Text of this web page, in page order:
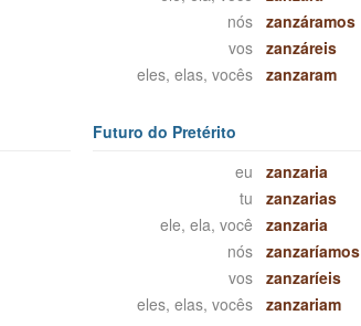
nós
zanzáramos
vos
zanzáreis
eles, elas, vocês
zanzaram
Futuro do Pretérito
eu
zanzaria
tu
zanzarias
ele, ela, você
zanzaria
nós
zanzaríamos
vos
zanzaríeis
eles, elas, vocês
zanzariam